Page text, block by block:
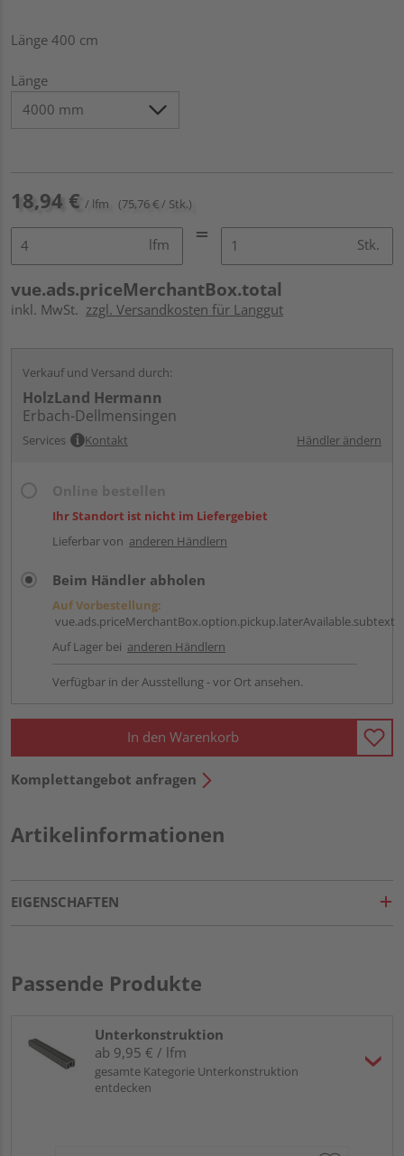
Länge 400 cm
Länge
18,94 € / lfm (75,76 € / Stk.)
lfm Stk.
vue.ads.priceMerchantBox.total
inkl. MwSt. zzgl. Versandkosten für Langgut
Verkauf und Versand durch:
HolzLand Hermann
Erbach-Dellmensingen
Services Kontakt Händler ändern
Ihr Standort ist nicht im Liefergebiet
Lieferbar von anderen Händlern
Beim Händler abholen
Auf Vorbestellung:
vue.ads.priceMerchantBox.option.pickup.laterAvailable.subtext
Auf Lager bei anderen Händlern
Verfügbar in der Ausstellung - vor Ort ansehen.
In den Warenkorb
Komplettangebot anfragen
Artikelinformationen
EIGENSCHAFTEN
Passende Produkte
Unterkonstruktion
ab 9,95 € / lfm
gesamte Kategorie Unterkonstruktion
entdecken